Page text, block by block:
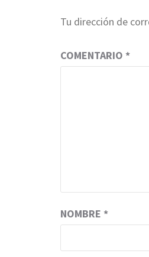
Tu dirección de
COMENTARIO *
NOMBRE *